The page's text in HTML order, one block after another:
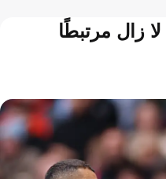
زال مرتبطًا